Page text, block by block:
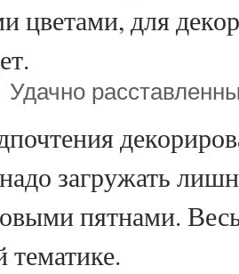
цветами, для
Удачно
загружать
пятнами.
тематике.